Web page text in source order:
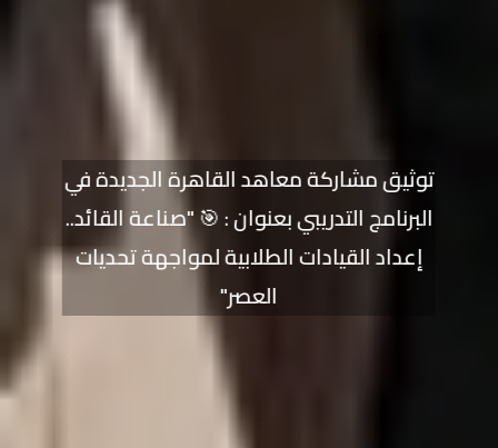
توثيق مشاركة معاهد القاهرة الجديدة في
البرنامج التدريبي بعنوان : 🎯 "صناعة القائد..
إعداد القيادات الطلابية لمواجهة تحديات
العصر"